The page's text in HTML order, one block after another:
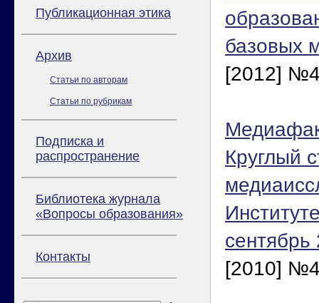
Публикационная этика
Архив
Статьи по авторам
Статьи по рубрикам
Подписка и
распространение
Библиотека журнала
«Вопросы образования»
Контакты
базовых
[2012]
Круглый
сентябрь
[2010]